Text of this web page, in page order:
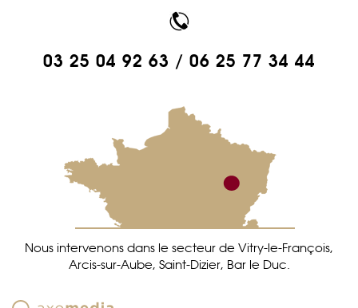
03 25 04 92 63 / 06 25 77 34 44
Nous intervenons dans le secteur de Vitry-le-François,
Arcis-sur-Aube, Saint-Dizier, Bar le Duc.